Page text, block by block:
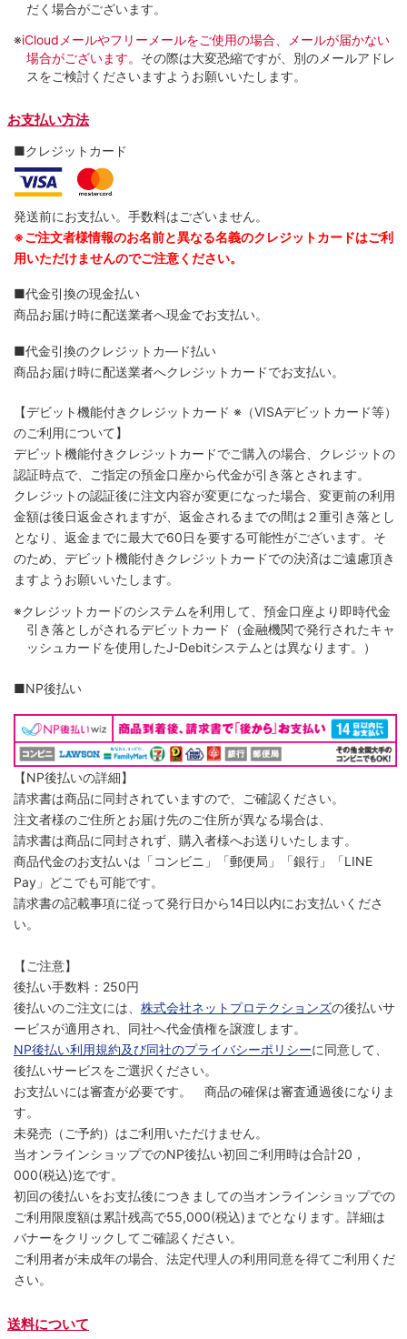
だく場合がございます。
※iCloudメールやフリーメールをご使用の場合、メールが届かない
場合がございます。 その際は大変恐縮ですが、別のメールアドレ
スをご検討くださいますようお願いいたします。
お支払い方法
■クレジットカード
発送前にお支払い。手数料はございません。
※ご注文者様情報のお名前と異なる名義のクレジットカードはご利
用いただけませんのでご注意ください。
■代金引換の現金払い
商品お届け時に配送業者へ現金でお支払い。
■代金引換のクレジットカ―ド払い
商品お届け時に配送業者へクレジットカードでお支払い。
【デビット機能付きクレジットカード ※（VISAデビットカード等）
のご利用について】
デビット機能付きクレジットカードでご購入の場合、クレジットの
認証時点で、ご指定の預金口座から代金が引き落とされます。
クレジットの認証後に注文内容が変更になった場合、変更前の利用
金額は後日返金されますが、返金されるまでの間は２重引き落とし
となり、返金までに最大で60日を要する可能性がございます。そ
のため、デビット機能付きクレジットカードでの決済はご遠慮頂き
ますようお願いいたします。
※クレジットカードのシステムを利用して、預金口座より即時代金
引き落としがされるデビットカード（金融機関で発行されたキャ
ッシュカードを使用したJ-Debitシステムとは異なります。）
■NP後払い
【NP後払いの詳細】
請求書は商品に同封されていますので、ご確認ください。
注文者様のご住所とお届け先のご住所が異なる場合は、
請求書は商品に同封されず、購入者様へお送りいたします。
商品代金のお支払いは「コンビニ」「郵便局」「銀行」「LINE
Pay」どこでも可能です。
請求書の記載事項に従って発行日から14日以内にお支払いくださ
い。
【ご注意】
後払い手数料：250円
後払いのご注文には、 株式会社ネットプロテクションズの後払いサ
ービスが適用され、同社へ代金債権を譲渡します。
NP後払い利用規約及び同社のプライバシーポリシーに同意して、
後払いサービスをご選択ください。
お支払いには審査が必要です。 商品の確保は審査通過後になりま
す。
未発売（ご予約）はご利用いただけません。
当オンラインショップでのNP後払い初回ご利用時は合計20，
000(税込)迄です。
初回の後払いをお支払後につきましての当オンラインショップでの
ご利用限度額は累計残高で55,000(税込)までとなります。詳細は
バナーをクリックしてご確認ください。
ご利用者が未成年の場合、法定代理人の利用同意を得てご利用くだ
さい。
送料について